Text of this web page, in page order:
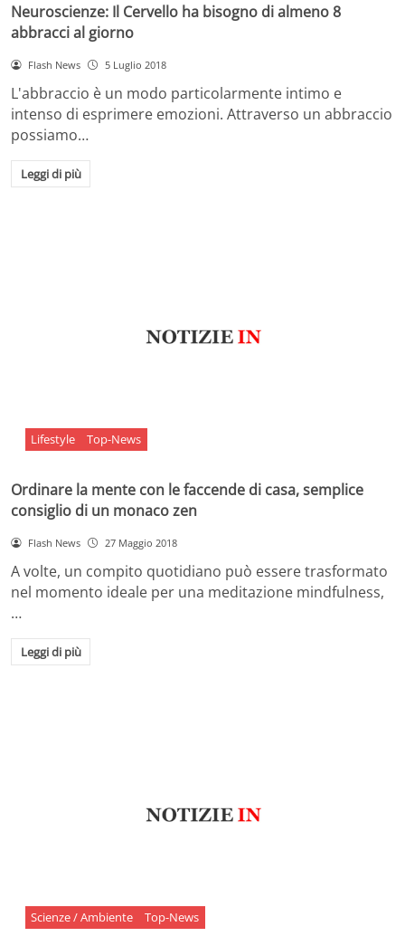
Neuroscienze: Il Cervello ha bisogno di almeno 8
abbracci al giorno
Flash News 5 Luglio 2018
L'abbraccio è un modo particolarmente intimo e
intenso di esprimere emozioni. Attraverso un abbraccio
possiamo…
Leggi di più
Lifestyle Top-News
Ordinare la mente con le faccende di casa, semplice
consiglio di un monaco zen
Flash News 27 Maggio 2018
A volte, un compito quotidiano può essere trasformato
nel momento ideale per una meditazione mindfulness,
…
Leggi di più
Scienze / Ambiente Top-News